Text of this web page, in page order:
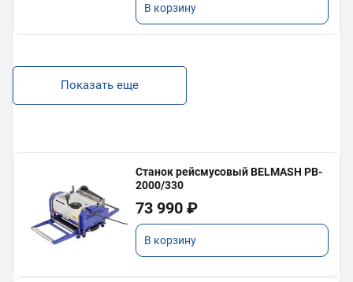
В корзину
Показать еще
Станок рейсмусовый BELMASH PB-
2000/330
73 990 ₽
В корзину